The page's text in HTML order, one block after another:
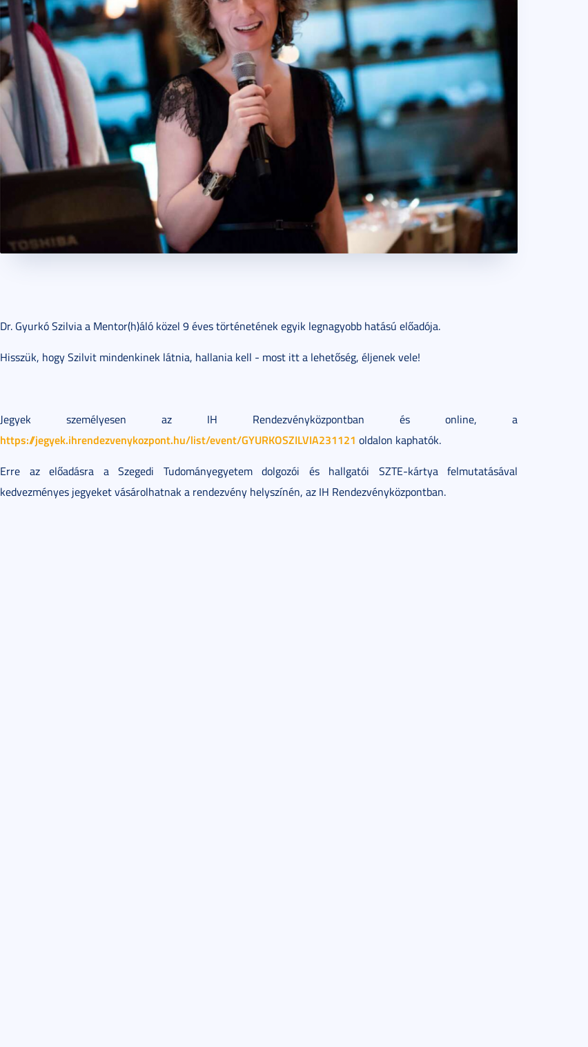
Dr. Gyurkó Szilvia a Mentor(h)áló közel 9 éves történetének egyik legnagyobb hatású előadója.
Hisszük, hogy Szilvit mindenkinek látnia, hallania kell - most itt a lehetőség, éljenek vele!
Jegyek személyesen az IH Rendezvényközpontban és online, a
https://jegyek.ihrendezvenykozpont.hu/list/event/GYURKOSZILVIA231121 oldalon kaphatók.
Erre az előadásra a Szegedi Tudományegyetem dolgozói és hallgatói SZTE-kártya felmutatásával
kedvezményes jegyeket vásárolhatnak a rendezvény helyszínén, az IH Rendezvényközpontban.